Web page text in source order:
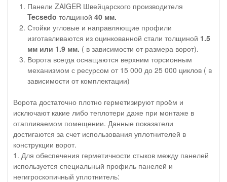
Панели ZAIGER Швейцарского производителя
Tecsedo толщиной 40 мм.
Стойки угловые и направляющие профили
изготавливаются из оцинкованной стали толщиной 1.5
мм или 1.9 мм. ( в зависимости от размера ворот).
Ворота всегда оснащаются верхним торсионным
механизмом с ресурсом от 15 000 до 25 000 циклов ( в
зависимости от комплектации)
Ворота достаточно плотно герметизируют проём и
исключают какие либо теплотери даже при монтаже в
отапливаемом помещении. Данные показатели
достигаются за счет использования уплотнителей в
конструкции ворот.
1. Для обеспечения герметичности стыков между панелей
используется специальный профиль панелей и
негигроскопичный уплотнитель: